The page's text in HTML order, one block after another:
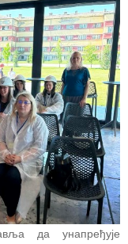
да унапређује